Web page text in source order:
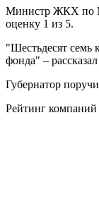
Министр ЖКХ по
оценку 1 из 5.
"Шестьдесят семь
фонда" –
Губернатор
Рейтинг компаний